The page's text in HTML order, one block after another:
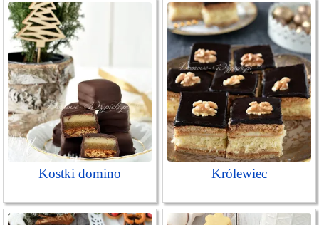
Kostki domino Królewiec